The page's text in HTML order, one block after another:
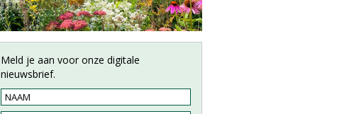
Meld je aan voor onze digitale
nieuwsbrief.